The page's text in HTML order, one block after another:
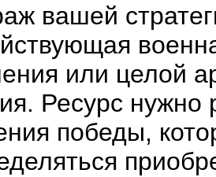
вашей
или целой
Ресурс нужно
победы,